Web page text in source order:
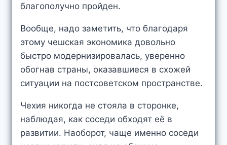
благополучно пройден.
Вообще, надо заметить, что благодаря
этому чешская экономика довольно
быстро модернизировалась, уверенно
обогнав страны, оказавшиеся в схожей
ситуации на постсоветском пространстве.
Чехия никогда не стояла в сторонке,
наблюдая, как соседи обходят её в
развитии. Наоборот, чаще именно соседи